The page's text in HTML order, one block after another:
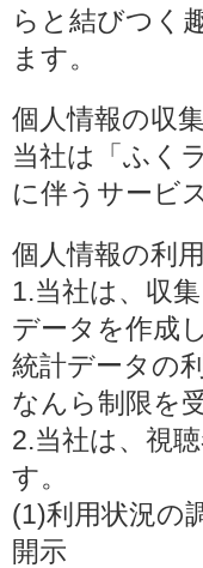
らと結びつく
ます。
個人情報の収集
当社は「ふく
に伴うサービ
個人情報の利用
1.当社は、収
データを作成
統計データの
なんら制限を
2.当社は、視
す。
(1)利用状況の
開示